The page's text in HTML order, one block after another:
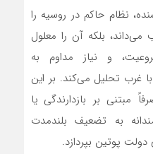
نظام حاکم در روسیه را
بلکه آن را معلول
و نیاز مداوم به
غرب تحلیل می‌کند. بر این
مبتنی بر بازدارندگی یا
به تضعیف بلندمدت
دولت پوتین بپردازد.